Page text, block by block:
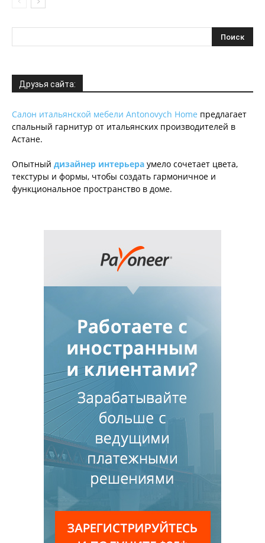
Друзья сайта:
Салон итальянской мебели Antonovych Home предлагает
спальный гарнитур от итальянских производителей в
Астане.
Опытный дизайнер интерьера умело сочетает цвета,
текстуры и формы, чтобы создать гармоничное и
функциональное пространство в доме.